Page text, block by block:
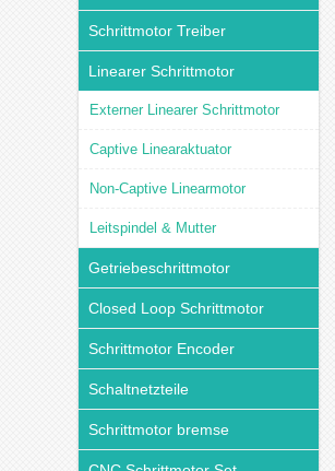
Schrittmotor Treiber
Linearer Schrittmotor
Externer Linearer Schrittmotor
Captive Linearaktuator
Non-Captive Linearmotor
Leitspindel & Mutter
Getriebeschrittmotor
Closed Loop Schrittmotor
Schrittmotor Encoder
Schaltnetzteile
Schrittmotor bremse